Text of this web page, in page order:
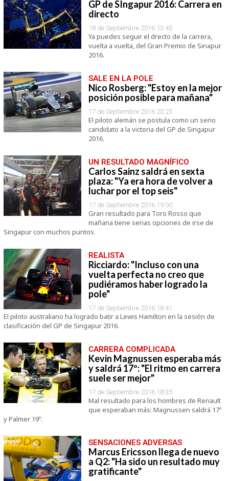
GP de SIngapur 2016: Carrera en
directo
18 de Septiembre 2016 13:45
Ya puedes seguir el drecto de la carrera,
vuelta a vuelta, del Gran Premio de Sinapur
2016.
SALE EN LA POLE
Nico Rosberg: "Estoy en la mejor
posición posible para mañana"
17 de Septiembre 2016 20:25
El piloto alemán se postula como un serio
candidato a la victoria del GP de Singapur
2016.
UN RESULTADO MAGNÍFICO
Carlos Sainz saldrá en sexta
plaza: "Ya era hora de volver a
luchar por el top seis"
17 de Septiembre 2016 19:00
Gran resultado para Toro Rosso que
mañana tiene serias opciones de irse de
Singapur con muchos puntos.
REALISTA
Ricciardo: "Incluso con una
vuelta perfecta no creo que
pudiéramos haber logrado la
pole"
17 de Septiembre 2016 18:41
El piloto australiano ha logrado batir a Lewis Hamilton en la sesión de
clasificación del GP de Singapur 2016.
CARRERA COMPLICADA
Kevin Magnussen esperaba más
y saldrá 17º: "El ritmo en carrera
suele ser mejor"
17 de Septiembre 2016 18:35
Mal resultado para los hombres de Renault
que esperaban más: Magnussen saldrá 17º
y Palmer 19º.
SENSACIONES ADVERSAS
Marcus Ericsson llega de nuevo
a Q2: "Ha sido un resultado muy
gratificante"